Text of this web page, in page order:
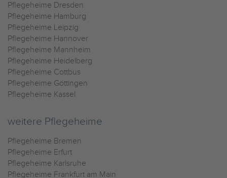
Pflegeheime Dresden
Pflegeheime Hamburg
Pflegeheime Leipzig
Pflegeheime Hannover
Pflegeheime Mannheim
Pflegeheime Heidelberg
Pflegeheime Cottbus
Pflegeheime Göttingen
Pflegeheime Kassel
weitere Pflegeheime
Pflegeheime Bremen
Pflegeheime Erfurt
Pflegeheime Karlsruhe
Pflegeheime Frankfurt am Main